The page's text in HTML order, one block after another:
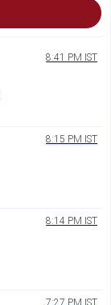
8:41 PM IST
8:15 PM IST
8:14 PM IST
7:27 PM IST